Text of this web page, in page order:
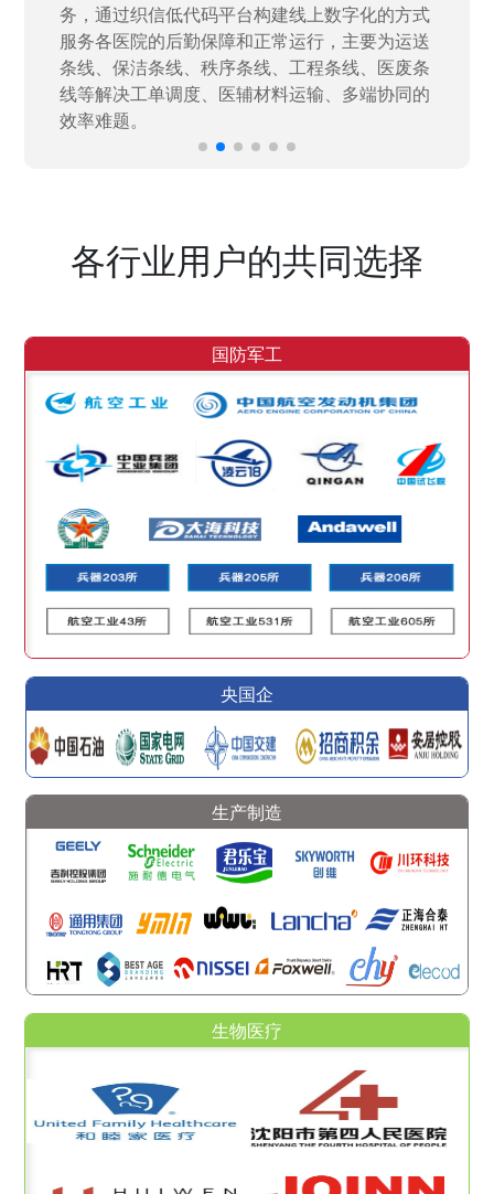
力资源进行开发，通过引入织信低代码平台，解
决当下遇到的各类业务难题，提升整体的IT研发
效率。
各行业用户的共同选择
国防军工
央国企
生产制造
生物医疗